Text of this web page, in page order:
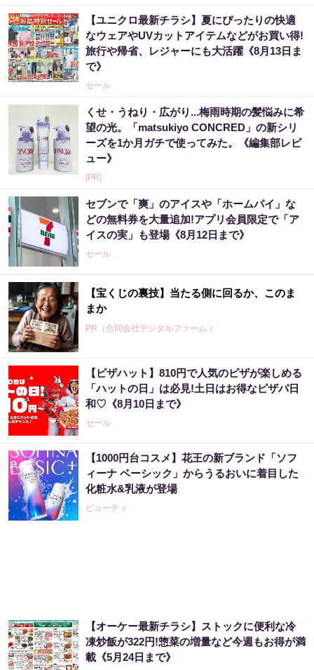
【ユニクロ最新チラシ】夏にぴったりの快適
なウェアやUVカットアイテムなどがお買い得!
旅行や帰省、レジャーにも大活躍《8月13日ま
で》
セール
くせ・うねり・広がり...梅雨時期の髪悩みに希
望の光。「matsukiyo CONCRED」の新シリ
ーズを1か月ガチで使ってみた。《編集部レビ
ュー》
[PR]
セブンで「爽」のアイスや「ホームパイ」な
どの無料券を大量追加!アプリ会員限定で「ア
イスの実」も登場《8月12日まで》
セール
【宝くじの裏技】当たる側に回るか、このま
まか
PR（合同会社デジタルファーム ）
宝くじ当たる人だけがやっていること、教え
ます
PR（合同会社デジタルファーム ）
【当選】金運が上がる直前に起こるサイン
PR（合同会社デジタルファーム ）
市場分析が世界に認められた天才が警告「今
すぐ株価暴落に備えて下さい」
PR（Acoco.）
【ピザハット】810円で人気のピザが楽しめる
「ハットの日」は必見!土日はお得なピザパ日
和♡《8月10日まで》
セール
【1000円台コスメ】花王の新ブランド「ソフ
ィーナ ベーシック」からうるおいに着目した
化粧水&乳液が登場
ビューティ
【オーケー最新チラシ】ストックに便利な冷
凍炒飯が322円!惣菜の増量など今週もお得が満
載《5月24日まで》